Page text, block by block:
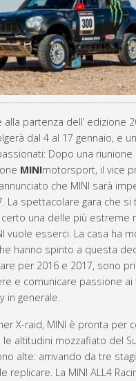
partenza dell’ edizione
dal 4 al 17 gennaio, e
Dopo una riunione
MINImotorsport, il vice
che MINI sarà
La spettacolare gara che si
una delle più estreme
vuole esserci. La casa ha
hanno spinto a questa
per 2016 e 2017, sono
e comunicare passione ai
in generale.
X-raid, MINI è pronta per
le altitudini mozzafiato del
alte: arrivando da tre
replicare. La MINI ALL4